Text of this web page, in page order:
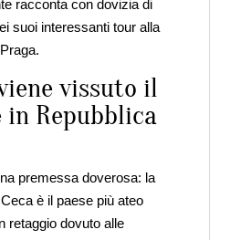
racconta con dovizia di
suoi interessanti tour alla
vissuto il
in Repubblica
premessa doverosa: la
è il paese più ateo
retaggio dovuto alle